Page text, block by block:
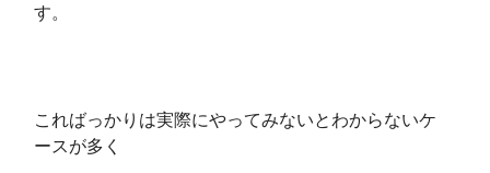
す。
こればっかりは実際にやってみないとわからないケ
ースが多く